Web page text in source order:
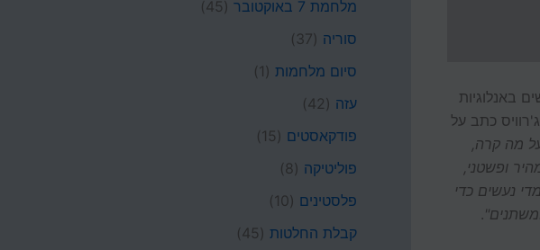
באנלוגיות
כתב על
מה קרה,
ופשטני,
נעשים כדי
.
מלחמת 7 באוקטובר
(45)
סוריה (37)
סיום מלחמות (1)
עזה (42)
פודקאסטים (15)
פוליטיקה (8)
פלסטינים (10)
קבלת החלטות (45)